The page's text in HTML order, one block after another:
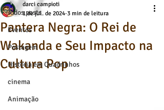
Todos posts
Eventos
Postagem
História em Quadrinhos
cinema
Animação
Pantera Negra: O Rei de
Wakanda e Seu Impacto na
Cultura Pop
darci campioti
1 de jul. de 2024 3 min de leitura